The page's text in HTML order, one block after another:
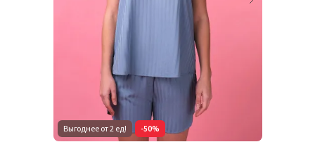
Выгоднее от 2 ед! -50%